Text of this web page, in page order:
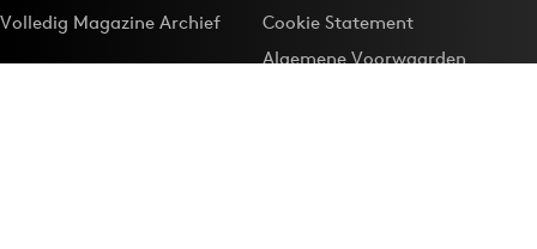
Volledig Magazine Archief
Cookie Statement
Algemene Voorwaarden